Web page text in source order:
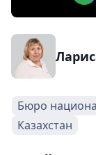
Бюро
Казахстан